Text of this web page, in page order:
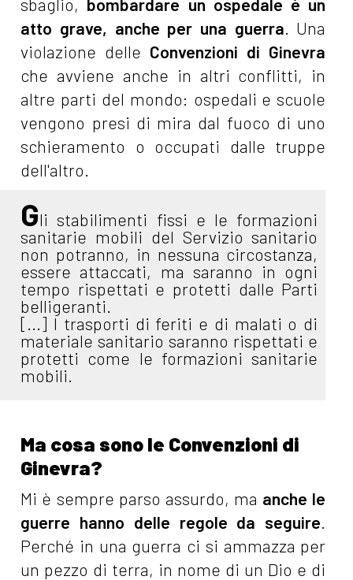
sbaglio, bombardare un ospedale è un
atto grave, anche per una guerra . Una
violazione delle Convenzioni di Ginevra
che avviene anche in altri conflitti, in
altre parti del mondo: ospedali e scuole
vengono presi di mira dal fuoco di uno
schieramento o occupati dalle truppe
dell'altro.
Gli stabilimenti fissi e le formazioni
sanitarie mobili del Servizio sanitario
non potranno, in nessuna circostanza,
essere attaccati, ma saranno in ogni
tempo rispettati e protetti dalle Parti
belligeranti.
[...] I trasporti di feriti e di malati o di
materiale sanitario saranno rispettati e
protetti come le formazioni sanitarie
mobili.
Ma cosa sono le Convenzioni di
Ginevra?
Mi è sempre parso assurdo, ma anche le
guerre hanno delle regole da seguire
Perché in una guerra ci si ammazza per
un pezzo di terra, in nome di un Dio e di